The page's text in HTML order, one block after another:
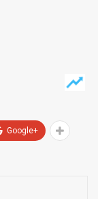
Google+